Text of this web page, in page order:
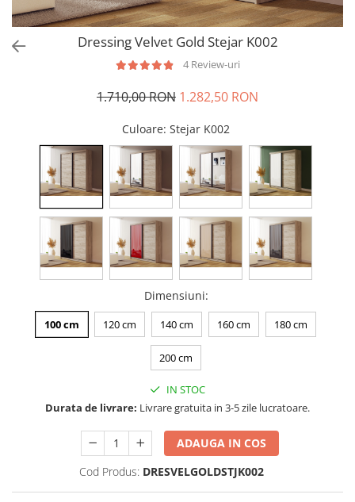
Dressing Velvet Gold Stejar K002
4 Review-uri
1.710,00 RON 1.282,50 RON
Culoare: Stejar K002
Dimensiuni:
100 cm 120 cm 140 cm 160 cm 180 cm
200 cm
IN STOC
Durata de livrare: Livrare gratuita in 3-5 zile lucratoare.
ADAUGA IN COS
Cod Produs: DRESVELGOLDSTJK002